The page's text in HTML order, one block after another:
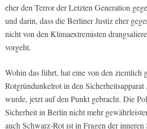
eher den Terror der Letzten Generation
und darin, dass die Berliner Justiz eher
nicht von den Klimaextremisten
vorgeht.
Wohin das führt, hat eine von den ziemlich
Rotgründunkelrot in den Sicherheitsapparat
wurde, jetzt auf den Punkt gebracht. Die
Sicherheit in Berlin nicht mehr
auch Schwarz-Rot ist in Fragen der